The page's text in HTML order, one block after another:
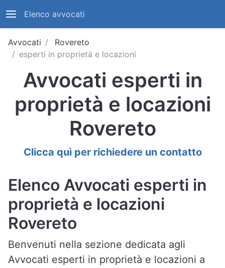
Elenco avvocati
Avvocati
Rovereto
esperti in proprietà e locazioni
Avvocati esperti in
proprietà e locazioni
Rovereto
Clicca quì per richiedere un contatto
Elenco Avvocati esperti in
proprietà e locazioni
Rovereto
Benvenuti nella sezione dedicata agli
Avvocati esperti in proprietà e locazioni a